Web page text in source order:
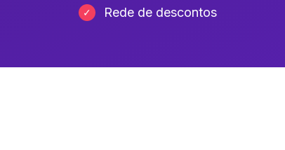
✓ Rede de descontos